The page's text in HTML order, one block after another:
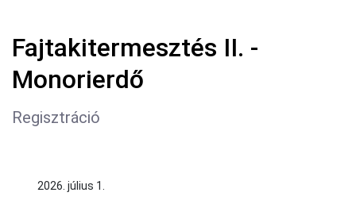
Fajtakitermesztés II. -
Monorierdő
Regisztráció
2026. július 1.